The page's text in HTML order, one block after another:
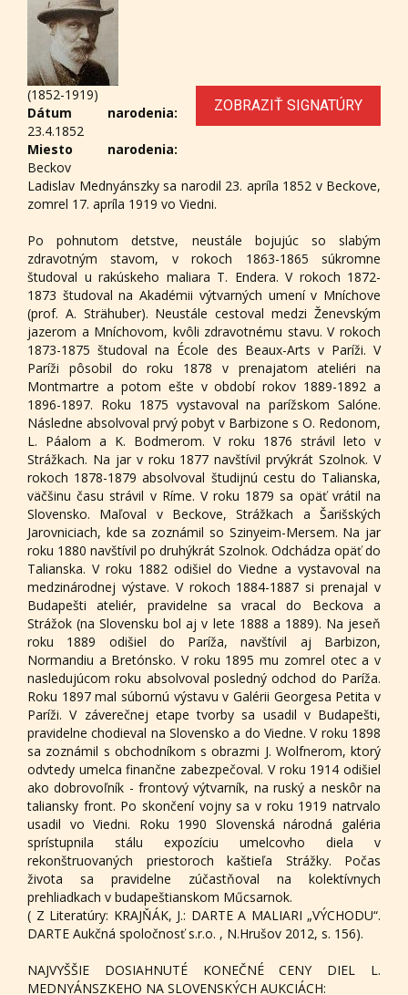
ZOBRAZIŤ SIGNATÚRY
(1852-1919)
Dátum narodenia:
23.4.1852
Miesto narodenia:
Beckov
Ladislav Mednyánszky sa narodil 23. apríla 1852 v Beckove,
zomrel 17. apríla 1919 vo Viedni.
Po pohnutom detstve, neustále bojujúc so slabým
zdravotným stavom, v rokoch 1863-1865 súkromne
študoval u rakúskeho maliara T. Endera. V rokoch 1872-
1873 študoval na Akadémii výtvarných umení v Mníchove
(prof. A. Strähuber). Neustále cestoval medzi Ženevským
jazerom a Mníchovom, kvôli zdravotnému stavu. V rokoch
1873-1875 študoval na École des Beaux-Arts v Paríži. V
Paríži pôsobil do roku 1878 v prenajatom ateliéri na
Montmartre a potom ešte v období rokov 1889-1892 a
1896-1897. Roku 1875 vystavoval na parížskom Salóne.
Následne absolvoval prvý pobyt v Barbizone s O. Redonom,
L. Páalom a K. Bodmerom. V roku 1876 strávil leto v
Strážkach. Na jar v roku 1877 navštívil prvýkrát Szolnok. V
rokoch 1878-1879 absolvoval študijnú cestu do Talianska,
väčšinu času strávil v Ríme. V roku 1879 sa opäť vrátil na
Slovensko. Maľoval v Beckove, Strážkach a Šarišských
Jarovniciach, kde sa zoznámil so Szinyeim-Mersem. Na jar
roku 1880 navštívil po druhýkrát Szolnok. Odchádza opäť do
Talianska. V roku 1882 odišiel do Viedne a vystavoval na
medzinárodnej výstave. V rokoch 1884-1887 si prenajal v
Budapešti ateliér, pravidelne sa vracal do Beckova a
Strážok (na Slovensku bol aj v lete 1888 a 1889). Na jeseň
roku 1889 odišiel do Paríža, navštívil aj Barbizon,
Normandiu a Bretónsko. V roku 1895 mu zomrel otec a v
nasledujúcom roku absolvoval posledný odchod do Paríža.
Roku 1897 mal súbornú výstavu v Galérii Georgesa Petita v
Paríži. V záverečnej etape tvorby sa usadil v Budapešti,
pravidelne chodieval na Slovensko a do Viedne. V roku 1898
sa zoznámil s obchodníkom s obrazmi J. Wolfnerom, ktorý
odvtedy umelca finančne zabezpečoval. V roku 1914 odišiel
ako dobrovoľník - frontový výtvarník, na ruský a neskôr na
taliansky front. Po skončení vojny sa v roku 1919 natrvalo
usadil vo Viedni. Roku 1990 Slovenská národná galéria
sprístupnila stálu expozíciu umelcovho diela v
rekonštruovaných priestoroch kaštieľa Strážky. Počas
života sa pravidelne zúčastňoval na kolektívnych
prehliadkach v budapeštianskom Műcsarnok.
( Z Literatúry: KRAJŇÁK, J.: DARTE A MALIARI „VÝCHODU“.
DARTE Aukčná spoločnosť s.r.o. , N.Hrušov 2012, s. 156).
NAJVYŠŠIE DOSIAHNUTÉ KONEČNÉ CENY DIEL L.
MEDNYÁNSZKEHO NA SLOVENSKÝCH AUKCIÁCH: